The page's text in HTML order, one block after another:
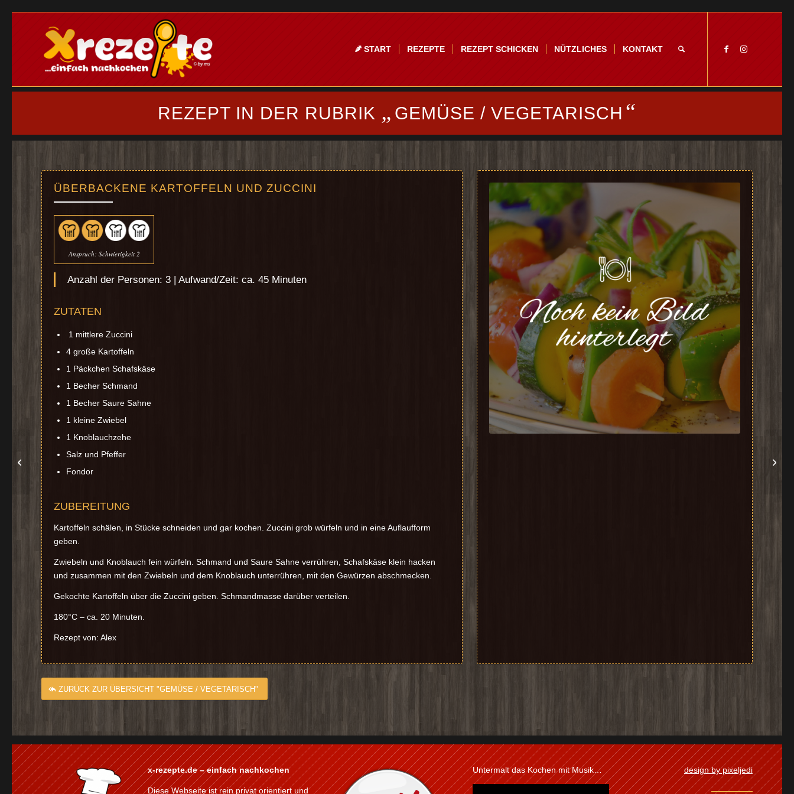
START REZEPTE REZEPT SCHICKEN NÜTZLICHES KONTAKT
REZEPT IN DER RUBRIK „ GEMÜSE / VEGETARISCH “
ÜBERBACKENE KARTOFFELN UND ZUCCINI
Anspruch: Schwierigkeit 2
Anzahl der Personen: 3 | Aufwand/Zeit: ca. 45 Minuten
ZUTATEN
1 mittlere Zuccini
4 große Kartoffeln
1 Päckchen Schafskäse
1 Becher Schmand
1 Becher Saure Sahne
1 kleine Zwiebel
1 Knoblauchzehe
Salz und Pfeffer
Fondor
ZUBEREITUNG
Kartoffeln schälen, in Stücke schneiden und gar kochen. Zuccini grob würfeln und in eine Auflaufform
geben.
Zwiebeln und Knoblauch fein würfeln. Schmand und Saure Sahne verrühren, Schafskäse klein hacken
und zusammen mit den Zwiebeln und dem Knoblauch unterrühren, mit den Gewürzen abschmecken.
Gekochte Kartoffeln über die Zuccini geben. Schmandmasse darüber verteilen.
180°C – ca. 20 Minuten.
Rezept von: Alex
ZURÜCK ZUR ÜBERSICHT "GEMÜSE / VEGETARISCH"
x-rezepte.de – einfach nachkochen
Diese Webseite ist rein privat orientiert und
Untermalt das Kochen mit Musik… design by pixeljedi
Steinpilzschnitzel